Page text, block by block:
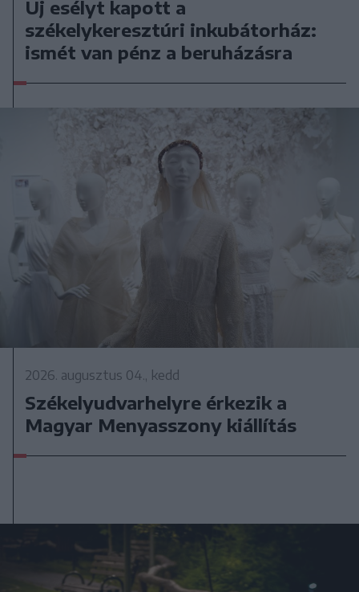
Új esélyt kapott a
székelykeresztúri inkubátorház:
ismét van pénz a beruházásra
2026. augusztus 04., kedd
Székelyudvarhelyre érkezik a
Magyar Menyasszony kiállítás